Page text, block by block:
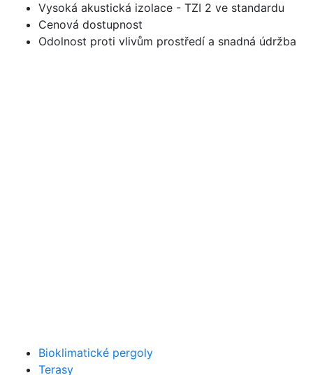
Vysoká akustická izolace - TZI 2 ve standardu
Cenová dostupnost
Odolnost proti vlivům prostředí a snadná údržba
Adam Spurný
Bioklimatické pergoly
Terasy